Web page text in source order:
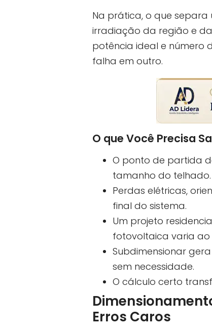
Na prática, o que
irradiação da região e
potência ideal e número
falha em outro.
O que Você Precisa
O ponto de partida
tamanho do telhado.
Perdas elétricas,
final do sistema.
Um projeto
fotovoltaica varia ao
Subdimensionar
sem necessidade.
O cálculo certo
Erros Caros